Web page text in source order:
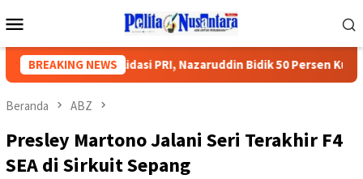
ke
Mobile
BREAKING NEWS
Titik Konsolidasi PRI, Nazaruddin Bidik 50 Persen Kursi DPR RI
Beranda ABZ
Presley Martono Jalani Seri Terakhir F4
SEA di Sirkuit Sepang